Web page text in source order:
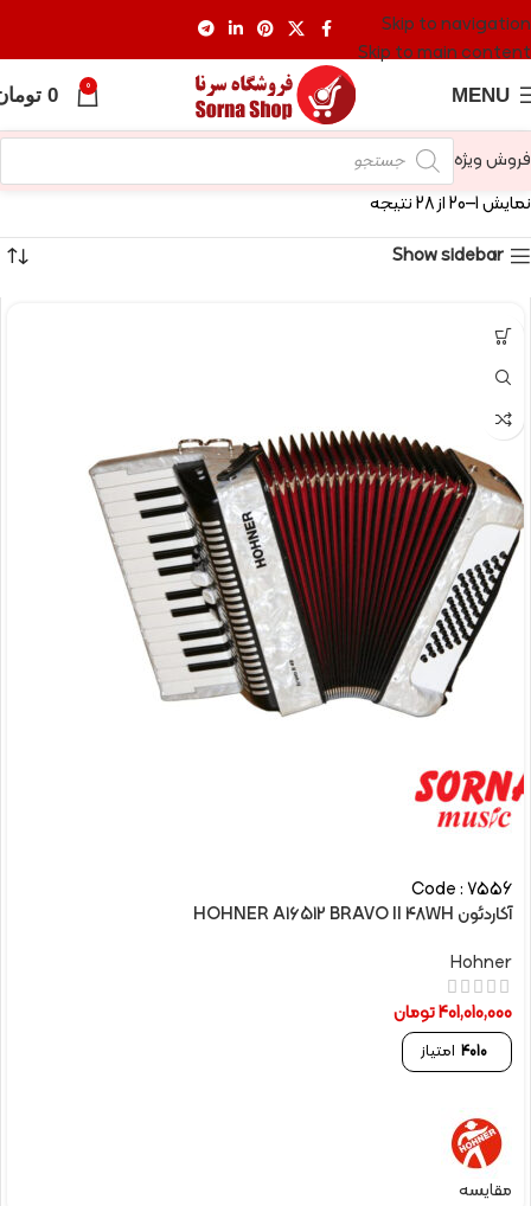
Skip to navigation
Skip to main content
MENU
0
0
فروش ویژه
نمایش 1–20 از 28 نتیجه
Show sidebar
Code : 7556
آکاردئون HOHNER A16512 BRAVO II 48WH
Hohner
401,010,000تومان
4010 امتیاز
مقایسه